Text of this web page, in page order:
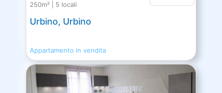
250m² | 5 locali
Urbino, Urbino
Appartamento in vendita